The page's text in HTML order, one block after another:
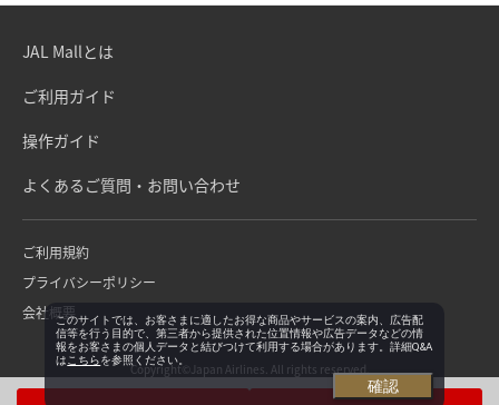
JAL Mallとは
ご利用ガイド
操作ガイド
よくあるご質問・お問い合わせ
ご利用規約
プライバシーポリシー
会社概要
Copyright©Japan Airlines. All rights reserved.
このサイトでは、お客さまに適したお得な商品やサービスの案内、広告配
信等を行う目的で、第三者から提供された位置情報や広告データなどの情
報をお客さまの個人データと結びつけて利用する場合があります。詳細Q&A
は こちらを参照ください。
確認